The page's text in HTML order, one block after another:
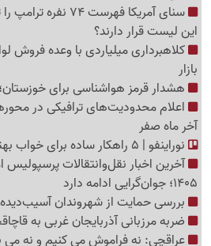
سنای آمریکا فهرست
این لیست قرار دارند؟
کلاهبرداری میلیاردی با وعده
بازار
هشدار قرمز هواشناسی برای
اعلام محدودیت‌های ترافیکی در
آخر ماه صفر
نوراینفو | 5 راهکار ساده برای خواب بهتر در تابستان
1405؛ جوان‌گرایی ادامه دارد
بررسی حمایت از شهروندان
ضربه مرزبانی آذربایجان غربی به
عراقچی: نه فراموش می کنیم و نه